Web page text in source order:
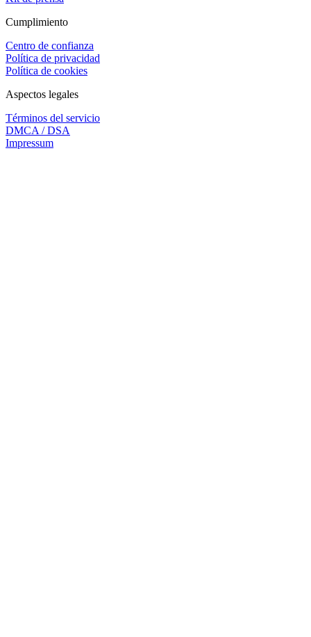
Cumplimiento
Centro de confianza
Política de privacidad
Política de cookies
Aspectos legales
Términos del servicio
DMCA / DSA
Impressum